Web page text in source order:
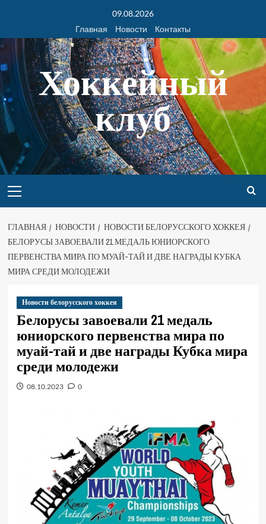
09.08.2026
Главная
Новости Контакты
Хоккейный
клуб
ГЛАВНАЯ НОВОСТИ
НОВОСТИ БЕЛОРУССКОГО ХОККЕЯ
БЕЛОРУСЫ ЗАВОЕВАЛИ 21 МЕДАЛЬ ЮНИОРСКОГО
ПЕРВЕНСТВА МИРА ПО МУАЙ-ТАЙ И ДВЕ НАГРАДЫ КУБКА
МИРА СРЕДИ МОЛОДЕЖИ
Новости белорусского хоккея
Белорусы завоевали 21 медаль
юниорского первенства мира по
муай-тай и две награды Кубка мира
среди молодежи
08.10.2023 0